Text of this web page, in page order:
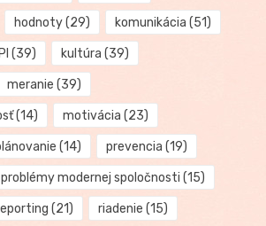
hodnoty(29) komunikácia (51)
(39) kultúra (39)
meranie (39)
(14) motivácia (23)
(14) prevencia (19)
problémy modernej spoločnosti (15)
(21) riadenie (15)